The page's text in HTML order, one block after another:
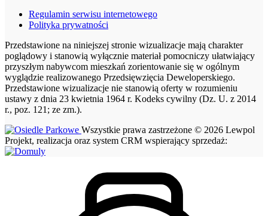
Regulamin serwisu internetowego
Polityka prywatności
Przedstawione na niniejszej stronie wizualizacje mają charakter
poglądowy i stanowią wyłącznie materiał pomocniczy ułatwiający
przyszłym nabywcom mieszkań zorientowanie się w ogólnym
wyglądzie realizowanego Przedsięwzięcia Deweloperskiego.
Przedstawione wizualizacje nie stanowią oferty w rozumieniu
ustawy z dnia 23 kwietnia 1964 r. Kodeks cywilny (Dz. U. z 2014
r., poz. 121; ze zm.).
Wszystkie prawa zastrzeżone © 2026 Lewpol
Projekt, realizacja oraz system CRM wspierający sprzedaż: